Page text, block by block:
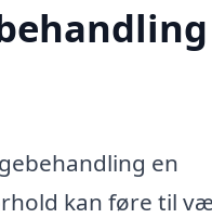
en
kan føre til